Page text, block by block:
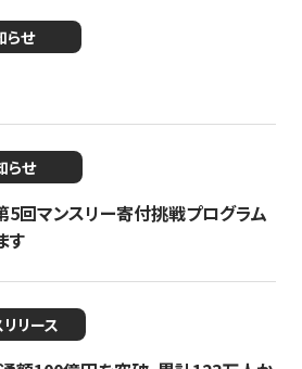
らせ
らせ
5回マンスリー寄付挑戦プログラム
す
リース